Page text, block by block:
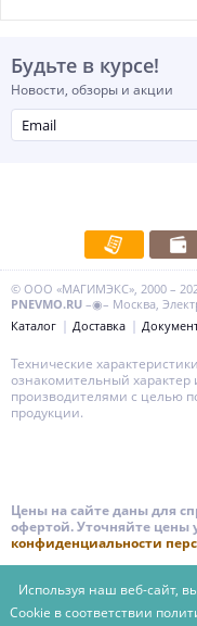
Будьте в курсе!
Новости, обзоры и акции
© ООО «МАГИМЭКС», 2000 –
PNEVMO.RU –◉– Москва,
Каталог
Доставка
Технические
ознакомительный
производителями с целью
продукции.
Цены на сайте даны для
офертой. Уточняйте цены
конфиденциальности
Используя наш веб-сайт,
Cookie в соответствии